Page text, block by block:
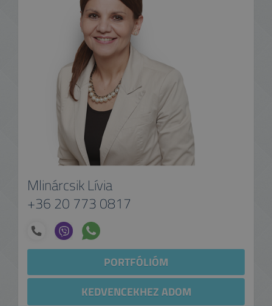
Mlinárcsik Lívia
+36 20 773 0817
PORTFÓLIÓM
KEDVENCEKHEZ ADOM